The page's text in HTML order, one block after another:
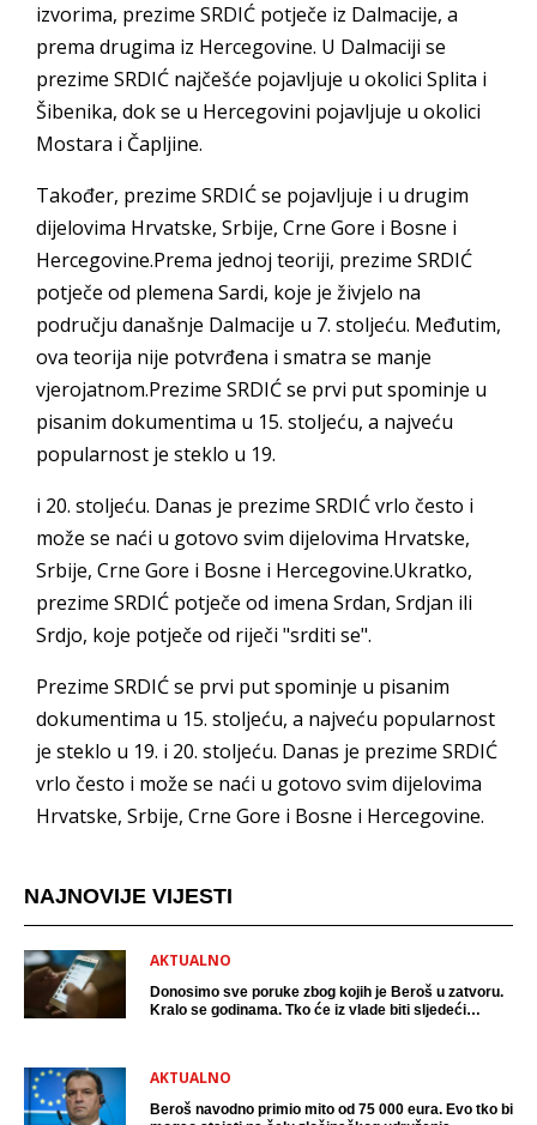
izvorima, prezime SRDIĆ potječe iz Dalmacije, a
prema drugima iz Hercegovine. U Dalmaciji se
prezime SRDIĆ najčešće pojavljuje u okolici Splita i
Šibenika, dok se u Hercegovini pojavljuje u okolici
Mostara i Čapljine.
Također, prezime SRDIĆ se pojavljuje i u drugim
dijelovima Hrvatske, Srbije, Crne Gore i Bosne i
Hercegovine.Prema jednoj teoriji, prezime SRDIĆ
potječe od plemena Sardi, koje je živjelo na
području današnje Dalmacije u 7. stoljeću. Međutim,
ova teorija nije potvrđena i smatra se manje
vjerojatnom.Prezime SRDIĆ se prvi put spominje u
pisanim dokumentima u 15. stoljeću, a najveću
popularnost je steklo u 19.
i 20. stoljeću. Danas je prezime SRDIĆ vrlo često i
može se naći u gotovo svim dijelovima Hrvatske,
Srbije, Crne Gore i Bosne i Hercegovine.Ukratko,
prezime SRDIĆ potječe od imena Srdan, Srdjan ili
Srdjo, koje potječe od riječi "srditi se".
Prezime SRDIĆ se prvi put spominje u pisanim
dokumentima u 15. stoljeću, a najveću popularnost
je steklo u 19. i 20. stoljeću. Danas je prezime SRDIĆ
vrlo često i može se naći u gotovo svim dijelovima
Hrvatske, Srbije, Crne Gore i Bosne i Hercegovine.
NAJNOVIJE VIJESTI
AKTUALNO
Donosimo sve poruke zbog kojih je Beroš u zatvoru.
Kralo se godinama. Tko će iz vlade biti sljedeći
AKTUALNO
Beroš navodno primio mito od 75 000 eura. Evo tko bi